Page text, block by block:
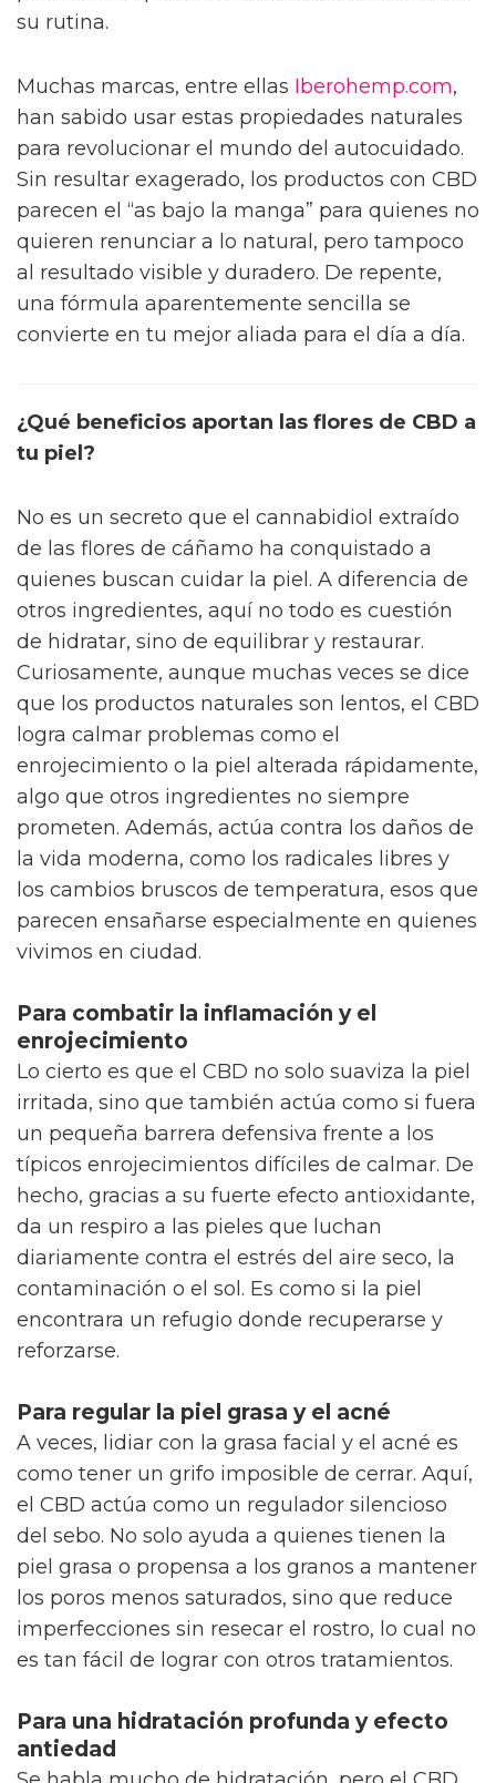
su rutina.
Muchas marcas, entre ellas Iberohemp.com,
han sabido usar estas propiedades naturales
para revolucionar el mundo del autocuidado.
Sin resultar exagerado, los productos con CBD
parecen el “as bajo la manga” para quienes no
quieren renunciar a lo natural, pero tampoco
al resultado visible y duradero. De repente,
una fórmula aparentemente sencilla se
convierte en tu mejor aliada para el día a día.
¿Qué beneficios aportan las flores de CBD a
tu piel?
No es un secreto que el cannabidiol extraído
de las flores de cáñamo ha conquistado a
quienes buscan cuidar la piel. A diferencia de
otros ingredientes, aquí no todo es cuestión
de hidratar, sino de equilibrar y restaurar.
Curiosamente, aunque muchas veces se dice
que los productos naturales son lentos, el CBD
logra calmar problemas como el
enrojecimiento o la piel alterada rápidamente,
algo que otros ingredientes no siempre
prometen. Además, actúa contra los daños de
la vida moderna, como los radicales libres y
los cambios bruscos de temperatura, esos que
parecen ensañarse especialmente en quienes
vivimos en ciudad.
Para combatir la inflamación y el
enrojecimiento
Lo cierto es que el CBD no solo suaviza la piel
irritada, sino que también actúa como si fuera
un pequeña barrera defensiva frente a los
típicos enrojecimientos difíciles de calmar. De
hecho, gracias a su fuerte efecto antioxidante,
da un respiro a las pieles que luchan
diariamente contra el estrés del aire seco, la
contaminación o el sol. Es como si la piel
encontrara un refugio donde recuperarse y
reforzarse.
Para regular la piel grasa y el acné
A veces, lidiar con la grasa facial y el acné es
como tener un grifo imposible de cerrar. Aquí,
el CBD actúa como un regulador silencioso
del sebo. No solo ayuda a quienes tienen la
piel grasa o propensa a los granos a mantener
los poros menos saturados, sino que reduce
imperfecciones sin resecar el rostro, lo cual no
es tan fácil de lograr con otros tratamientos.
Para una hidratación profunda y efecto
antiedad